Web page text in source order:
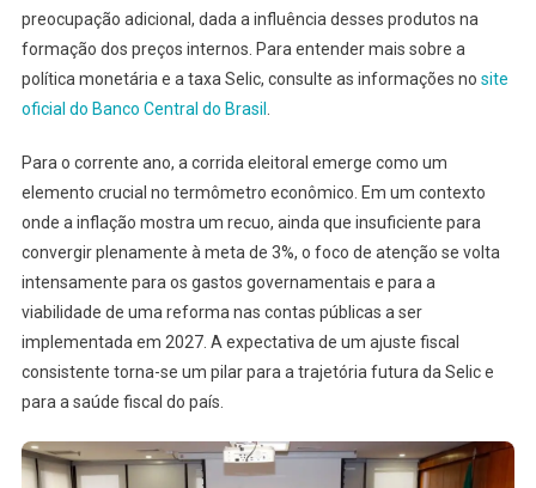
preocupação adicional, dada a influência desses produtos na
formação dos preços internos. Para entender mais sobre a
política monetária e a taxa Selic, consulte as informações no site
oficial do Banco Central do Brasil
Para o corrente ano, a corrida eleitoral emerge como um
elemento crucial no termômetro econômico. Em um contexto
onde a inflação mostra um recuo, ainda que insuficiente para
convergir plenamente à meta de 3%, o foco de atenção se volta
intensamente para os gastos governamentais e para a
viabilidade de uma reforma nas contas públicas a ser
implementada em 2027. A expectativa de um ajuste fiscal
consistente torna-se um pilar para a trajetória futura da Selic e
para a saúde fiscal do país.